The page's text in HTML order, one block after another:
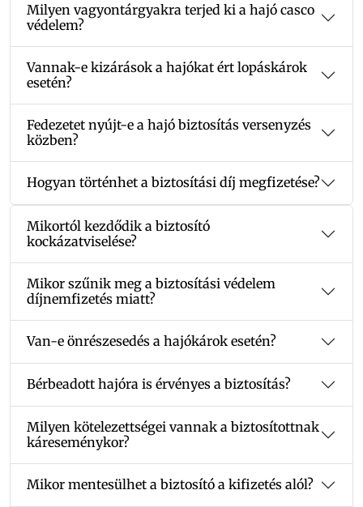
Milyen vagyontárgyakra terjed ki a hajó casco
védelem?
Vannak-e kizárások a hajókat ért lopáskárok
esetén?
Fedezetet nyújt-e a hajó biztosítás versenyzés
közben?
Hogyan történhet a biztosítási díj megfizetése?
Mikortól kezdődik a biztosító
kockázatviselése?
Mikor szűnik meg a biztosítási védelem
díjnemfizetés miatt?
Van-e önrészesedés a hajókárok esetén?
Bérbeadott hajóra is érvényes a biztosítás?
Milyen kötelezettségei vannak a biztosítottnak
káreseménykor?
Mikor mentesülhet a biztosító a kifizetés alól?